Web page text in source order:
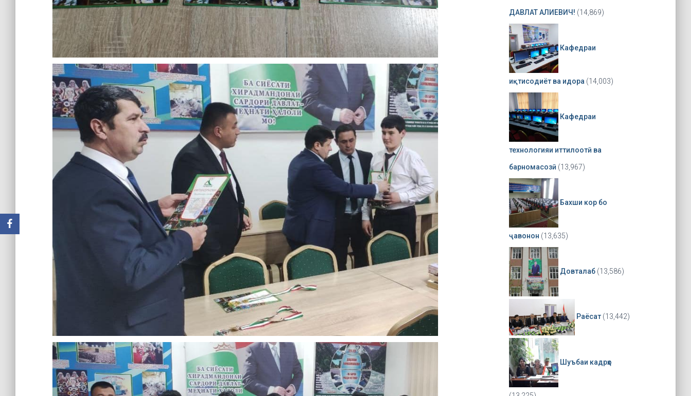
ДАВЛАТ АЛИЕВИЧ! (14,869)
Кафедраи
иқтисодиёт ва идора (14,003)
Кафедраи
технологияи иттилоотӣ ва
барномасозӣ (13,967)
Бахши кор бо
ҷавонон (13,635)
Довталаб (13,586)
Раёсат (13,442)
Шуъбаи кадрҳо